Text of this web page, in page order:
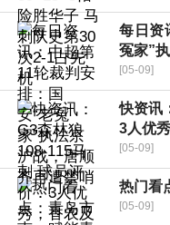
每日资
冤家”
[05-09]
快资讯
3人优
[05-09]
热门看
[05-09]